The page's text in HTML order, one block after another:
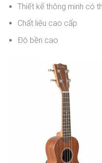
Thiết kế thông minh có
Chất liệu cao cấp
Độ bền cao